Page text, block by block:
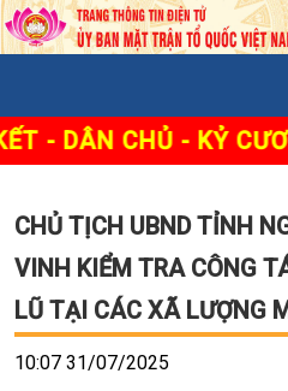
CHỦ - KỶ CƯƠNG -
CHỦ TỊCH UBND TỈNH
VINH KIỂM TRA CÔNG
LŨ TẠI CÁC XÃ LƯỢNG
10:07 31/07/2025